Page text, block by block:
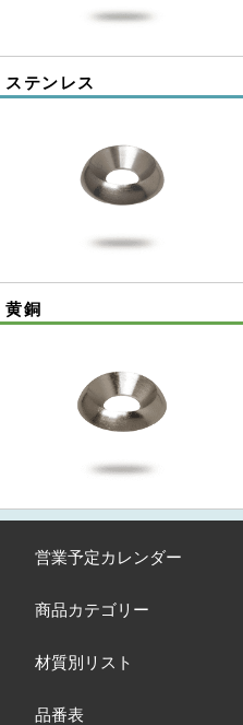
ステンレス
黄銅
営業予定カレンダー
商品カテゴリー
材質別リスト
品番表